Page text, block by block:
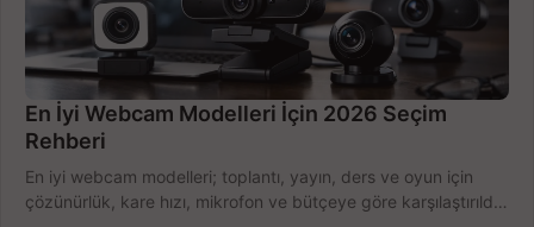
En İyi Webcam Modelleri İçin 2026 Seçim
Rehberi
En iyi webcam modelleri; toplantı, yayın, ders ve oyun için
çözünürlük, kare hızı, mikrofon ve bütçeye göre karşılaştırıldı.